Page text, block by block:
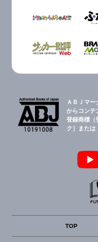
ＡＢＪマ
からコンテ
登録商標（
ク］または
TOP